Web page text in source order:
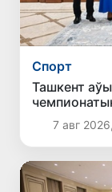
Спорт
Ташкент
7 авг